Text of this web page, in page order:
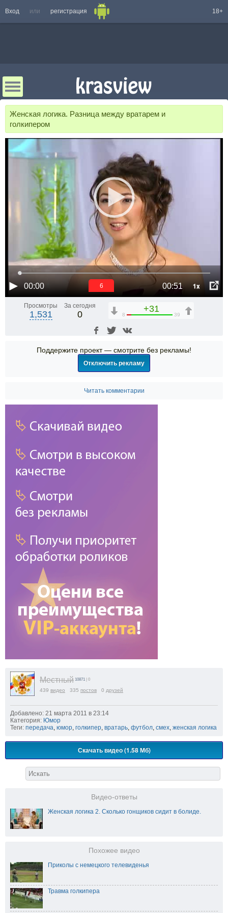
Вход или регистрация 18+
Женская логика. Разница между вратарем и
голкипером
00:00 00:51 1x
6
Просмотры
1,531
За сегодня
0
+31
8 39
Поддержите проект — смотрите без рекламы!
Отключить рекламу
Читать комментарии
Местный 10871 | 0
439 видео 335 постов 0 друзей
Добавлено: 21 марта 2011 в 23:14
Категория: Юмор
Теги: передача, юмор, голкипер, вратарь, футбол, смех, женская логика
Скачать видео (1.58 Мб)
Видео-ответы
Женская логика 2. Сколько гонщиков сидит в болиде.
Похожее видео
Приколы с немецкого телевиденья
Травма голкипера